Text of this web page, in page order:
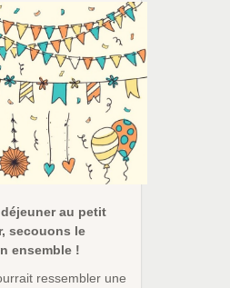
au petit
secouons le
ensemble !
ressembler une